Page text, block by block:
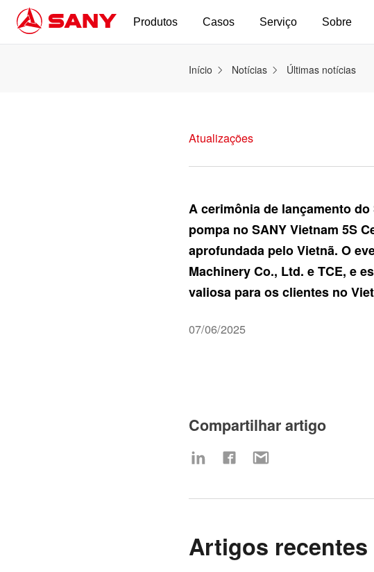
Produtos Casos Serviço Sobre
Início Notícias Últimas notícias
Atualizações
A cerimônia de lançamento
pompa no SANY Vietnam 5S
aprofundada pelo Vietnã. O
Machinery Co., Ltd. e TCE, e
valiosa para os clientes no
07/06/2025
Compartilhar artigo
Artigos recentes